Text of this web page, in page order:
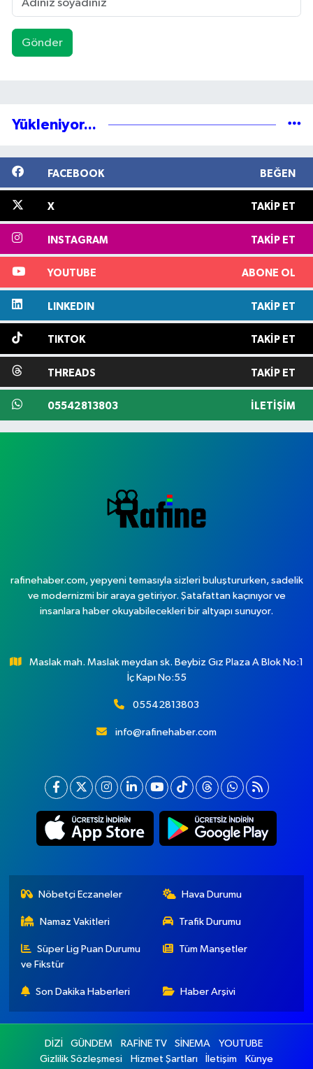
Gönder
Yükleniyor...
FACEBOOK BEĞEN
X TAKIP ET
INSTAGRAM TAKIP ET
YOUTUBE ABONE OL
LINKEDIN TAKIP ET
TIKTOK TAKIP ET
THREADS TAKIP ET
05542813803 İLETIŞIM
rafinehaber.com, yepyeni temasıyla sizleri buluştururken, sadelik
ve modernizmi bir araya getiriyor. Şatafattan kaçınıyor ve
insanlara haber okuyabilecekleri bir altyapı sunuyor.
Maslak mah. Maslak meydan sk. Beybiz Gız Plaza A Blok No:1
İç Kapı No:55
05542813803
info@rafinehaber.com
Nöbetçi Eczaneler Hava Durumu
Namaz Vakitleri Trafik Durumu
Süper Lig Puan Durumu
ve Fikstür
Tüm Manşetler
Son Dakika Haberleri Haber Arşivi
DİZİ GÜNDEM RAFİNE TV SİNEMA
YOUTUBE
Gizlilik Sözleşmesi
Hizmet Şartları İletişim Künye